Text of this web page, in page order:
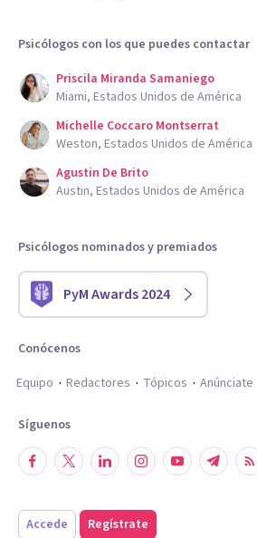
Psicólogos con los que puedes contactar
Priscila Miranda Samaniego
Miami, Estados Unidos de América
Michelle Coccaro Montserrat
Weston, Estados Unidos de América
Agustin De Brito
Austin, Estados Unidos de América
Psicólogos nominados y premiados
PyM Awards 2024
Conócenos
Equipo
Redactores Tópicos Anúnciate
Síguenos
Accede Regístrate